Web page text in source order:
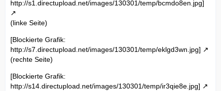
http://s1.directupload.net/images/130301/temp/bcmdo8en.jpg]
(linke Seite)
[Blockierte Grafik:
http://s7.directupload.net/images/130301/temp/eklgd3wn.jpg]
(rechte Seite)
[Blockierte Grafik:
http://s14.directupload.net/images/130301/temp/ir3qie8e.jpg]